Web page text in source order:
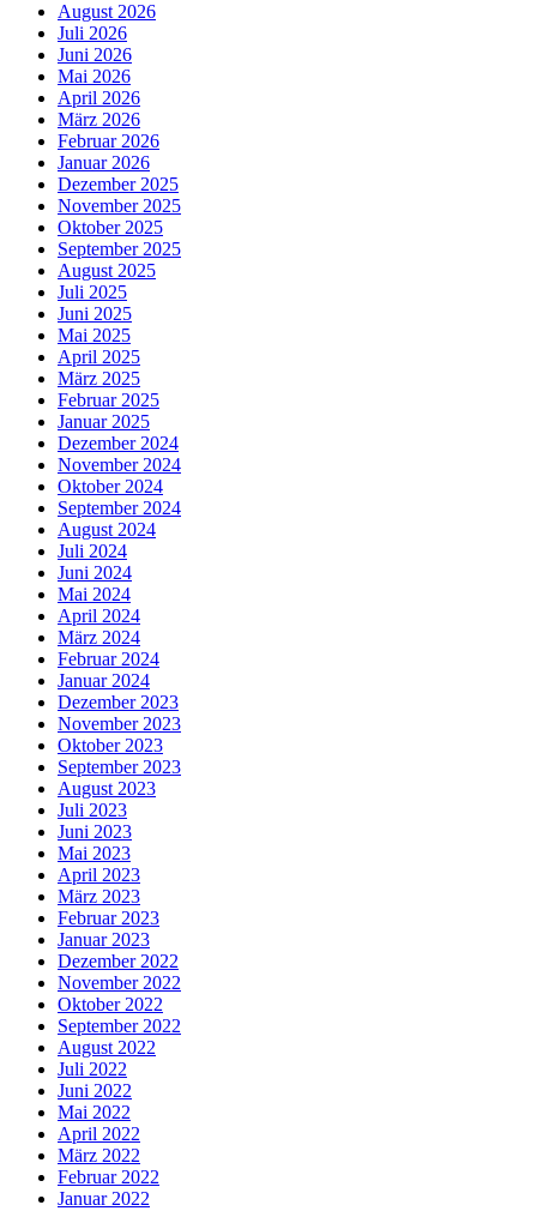
August 2026
Juli 2026
Juni 2026
Mai 2026
April 2026
März 2026
Februar 2026
Januar 2026
Dezember 2025
November 2025
Oktober 2025
September 2025
August 2025
Juli 2025
Juni 2025
Mai 2025
April 2025
März 2025
Februar 2025
Januar 2025
Dezember 2024
November 2024
Oktober 2024
September 2024
August 2024
Juli 2024
Juni 2024
Mai 2024
April 2024
März 2024
Februar 2024
Januar 2024
Dezember 2023
November 2023
Oktober 2023
September 2023
August 2023
Juli 2023
Juni 2023
Mai 2023
April 2023
März 2023
Februar 2023
Januar 2023
Dezember 2022
November 2022
Oktober 2022
September 2022
August 2022
Juli 2022
Juni 2022
Mai 2022
April 2022
März 2022
Februar 2022
Januar 2022